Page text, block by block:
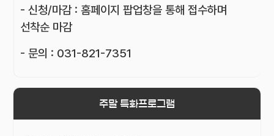
- 신청/마감 : 홈페이지 팝업창을 통해 접수하며
선착순 마감
- 문의 : 031-821-7351
주말 특화프로그램